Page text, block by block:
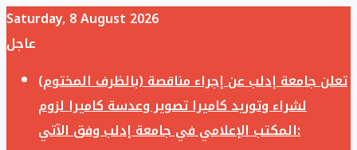
Saturday, 8 August 2026
عاجل
تعلن جامعة إدلب عن إجراء مناقصة (بالظرف المختوم)
لشراء وتوريد كاميرا تصوير وعدسة كاميرا لزوم
المكتب الإعلامي في جامعة إدلب وفق الآتي: